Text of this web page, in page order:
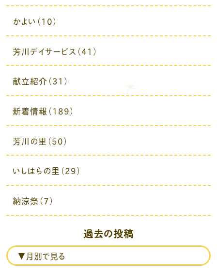
かよい（10）
芳川デイサービス（41）
献立紹介（31）
新着情報（189）
芳川の里（50）
いしはらの里（29）
納涼祭（7）
過去の投稿